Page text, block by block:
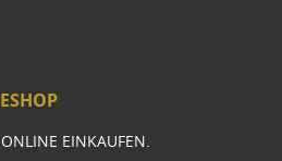
EINKAUFEN.